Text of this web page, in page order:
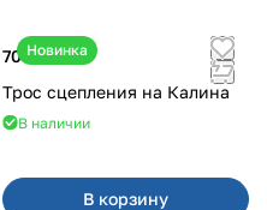
Новинка
700 ₽
Трос сцепления на Калина
В наличии
В корзину